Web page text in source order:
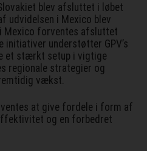
blev afsluttet i løbet
udvidelsen i Mexico blev
Mexico forventes afsluttet
initiativer understøtter GPV’s
et stærkt setup i vigtige
regionale strategier og
vækst.
at give fordele i form af
og en forbedret